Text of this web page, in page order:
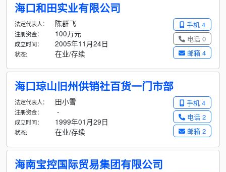
海口和田实业有限公司
手机 4
电话 0
邮箱 4
法定代表人： 陈群飞
注册资金： 100万元
成立时间： 2005年11月24日
状态: 在业/存续
海口琼山旧州供销社百货一门市部
手机 4
电话 2
邮箱 2
法定代表人： 田小雪
注册资金： -
成立时间： 1999年01月29日
状态: 在业/存续
海南宝控国际贸易集团有限公司